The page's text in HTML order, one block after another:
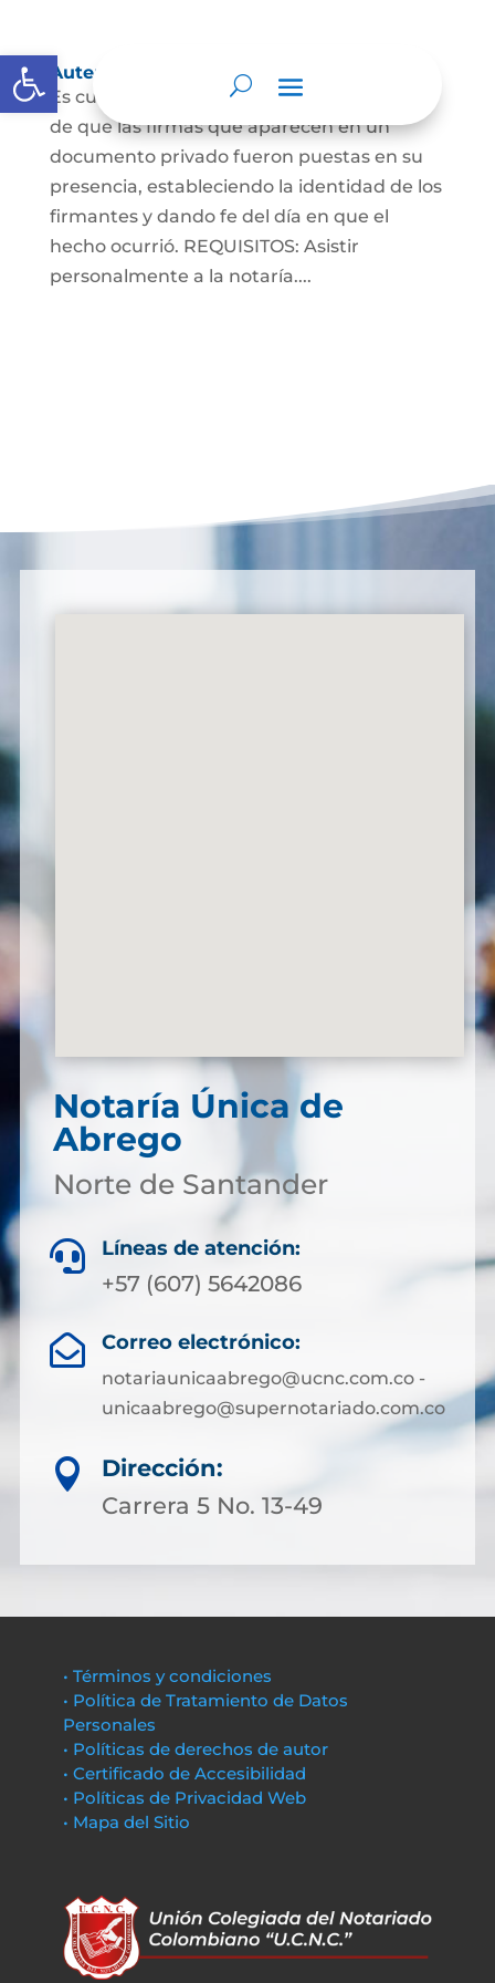
Abrir barra de herramientas
Autenticaciones
Es cuando el notario da testimonio escrito
de que las firmas que aparecen en un
documento privado fueron puestas en su
presencia, estableciendo la identidad de los
firmantes y dando fe del día en que el
hecho ocurrió. REQUISITOS: Asistir
personalmente a la notaría....
Notaría Única de
Abrego
Norte de Santander
 Líneas de atención:
+57 (607) 5642086
 Correo electrónico:
notariaunicaabrego@ucnc.com.co -
unicaabrego@supernotariado.com.co

Dirección:
Carrera 5 No. 13-49
• Términos y condiciones
• Política de Tratamiento de Datos
Personales
• Políticas de derechos de autor
• Certificado de Accesibilidad
• Políticas de Privacidad Web
• Mapa del Sitio